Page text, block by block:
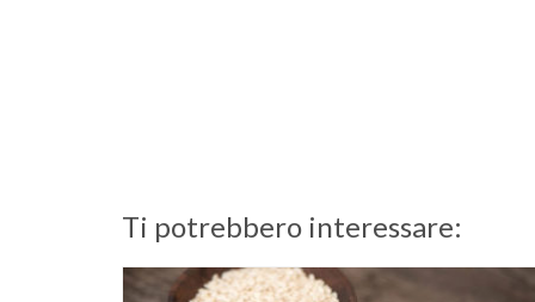
Ti potrebbero interessare: